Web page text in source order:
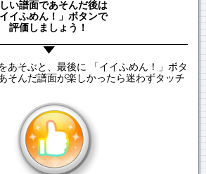
い譜面であそんだ後は
イイふめん！」ボタンで
評価しましょう！
あそぶと、最後に 「イイふめん！」ボタ
そんだ譜面が楽しかったら迷わずタッチ